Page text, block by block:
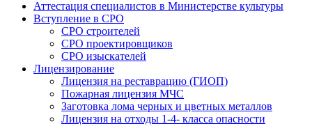
Аттестация специалистов в Министерстве культуры
Вступление в СРО
СРО строителей
СРО проектировщиков
СРО изыскателей
Лицензирование
Лицензия на реставрацию (ГИОП)
Пожарная лицензия МЧС
Заготовка лома черных и цветных металлов
Лицензия на отходы 1-4- класса опасности